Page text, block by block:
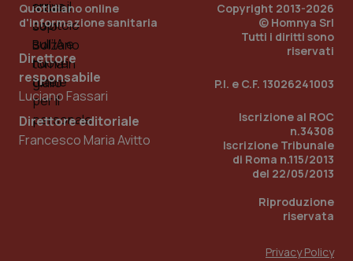
Quotidiano online
d'informazione sanitaria
Direttore
responsabile
Luciano Fassari
Direttore editoriale
Francesco Maria Avitto
Copyright 2013-2026
© Homnya Srl
Tutti i diritti sono
riservati
P.I. e C.F. 13026241003
Iscrizione al ROC
n.34308
Iscrizione Tribunale
di Roma n.115/2013
del 22/05/2013
Riproduzione
riservata
Privacy Policy
PHPSESSID
PHP.net
www.quotidianosanita.it